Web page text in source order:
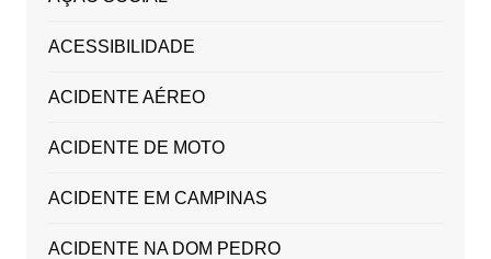
ACESSIBILIDADE
ACIDENTE AÉREO
ACIDENTE DE MOTO
ACIDENTE EM CAMPINAS
ACIDENTE NA DOM PEDRO